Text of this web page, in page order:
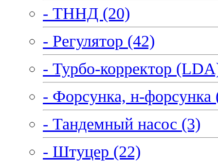
- ТННД (20)
- Регулятор (42)
- Турбо-корректор
- Форсунка, н-форсунка
- Тандемный насос (3)
- Штуцер (22)